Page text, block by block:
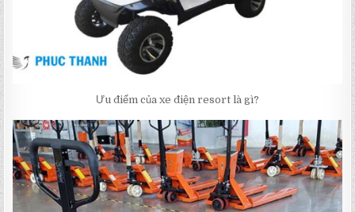
Ưu điểm của xe điện resort là gì?